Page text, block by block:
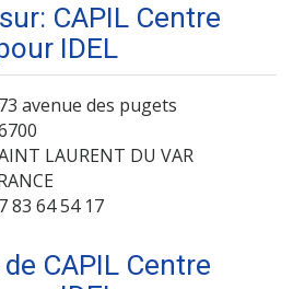
CAPIL Centre
IDEL
avenue des pugets
LAURENT DU VAR
83 64 54 17
CAPIL Centre